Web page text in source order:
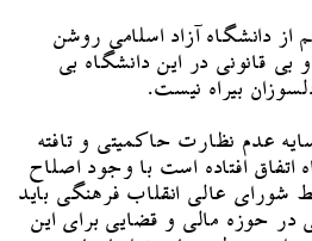
دانشگاه آزاد اسلامی روشن
قانونی در این دانشگاه بی
بیراه نیست.
عدم نظارت حاکمیتی و تافته
اتفاق افتاده است با وجود اصلاح
شورای عالی انقلاب فرهنگی باید
حوزه مالی و قضایی برای این